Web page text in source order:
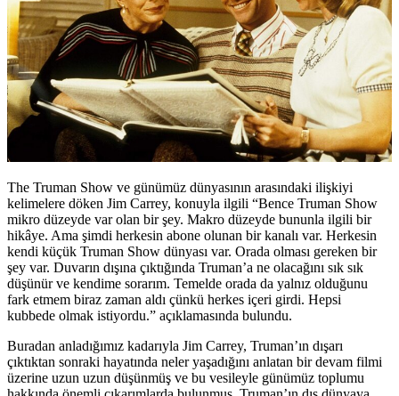
The Truman Show ve günümüz dünyasının arasındaki ilişkiyi
kelimelere döken Jim Carrey, konuyla ilgili “Bence Truman Show
mikro düzeyde var olan bir şey. Makro düzeyde bununla ilgili bir
hikâye. Ama şimdi herkesin abone olunan bir kanalı var. Herkesin
kendi küçük Truman Show dünyası var. Orada olması gereken bir
şey var. Duvarın dışına çıktığında Truman’a ne olacağını sık sık
düşünür ve kendime sorarım. Temelde orada da yalnız olduğunu
fark etmem biraz zaman aldı çünkü herkes içeri girdi. Hepsi
kubbede olmak istiyordu.” açıklamasında bulundu.
Buradan anladığımız kadarıyla Jim Carrey, Truman’ın dışarı
çıktıktan sonraki hayatında neler yaşadığını anlatan bir devam filmi
üzerine uzun uzun düşünmüş ve bu vesileyle günümüz toplumu